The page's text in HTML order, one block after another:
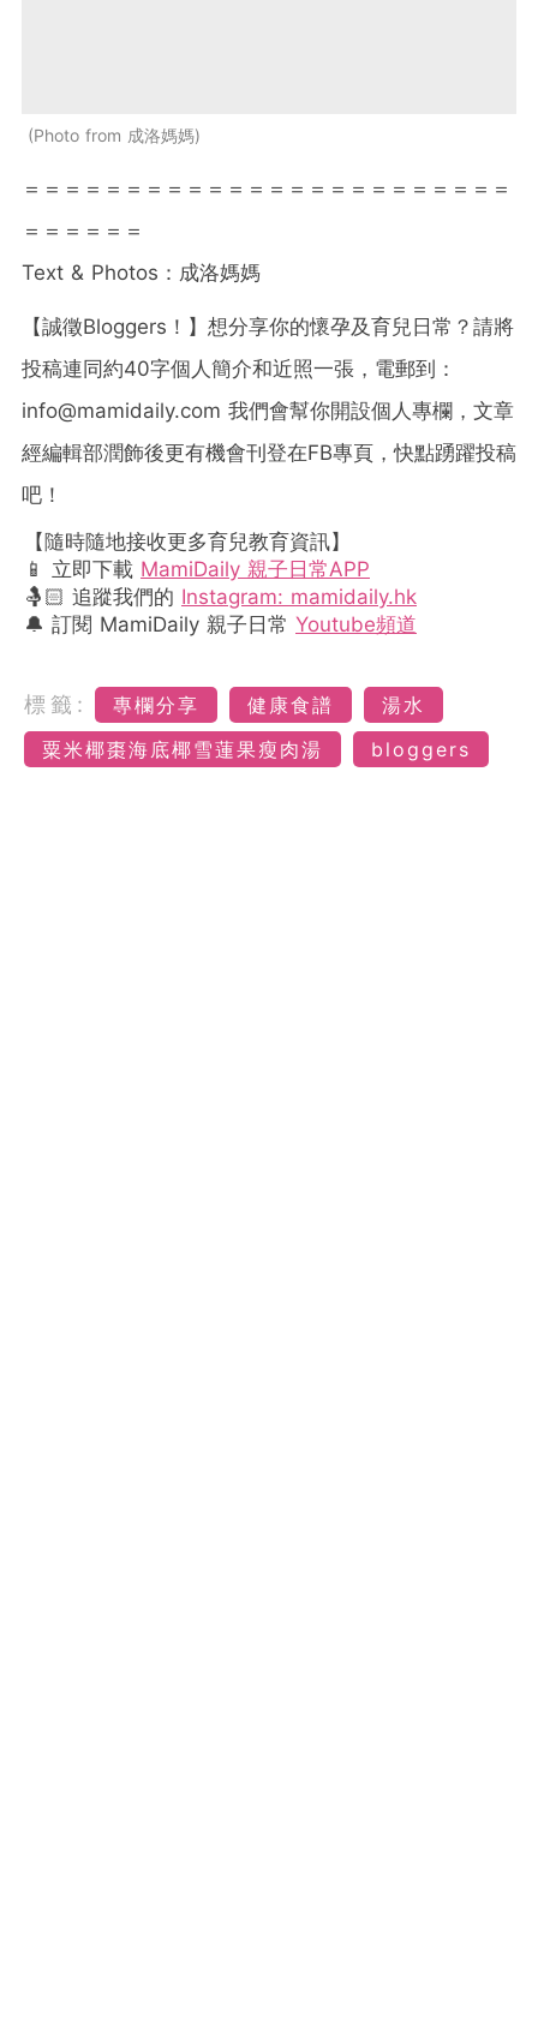
Photo from 成洛媽媽
＝＝＝＝＝＝＝＝＝＝＝＝＝＝＝＝＝＝＝＝＝＝＝＝
＝＝＝＝＝＝
Text & Photos：成洛媽媽
【誠徵Bloggers！】想分享你的懷孕及育兒日常？請將
投稿連同約40字個人簡介和近照一張，電郵到：
info@mamidaily.com 我們會幫你開設個人專欄，文章
經編輯部潤飾後更有機會刊登在FB專頁，快點踴躍投稿
吧！
【隨時隨地接收更多育兒教育資訊】
📱 立即下載 MamiDaily 親子日常APP
🤱🏻 追蹤我們的 Instagram: mamidaily.hk
🔔 訂閱 MamiDaily 親子日常 Youtube頻道
標籤: 專欄分享 健康食譜
湯水
粟米椰棗海底椰雪蓮果瘦肉湯
bloggers